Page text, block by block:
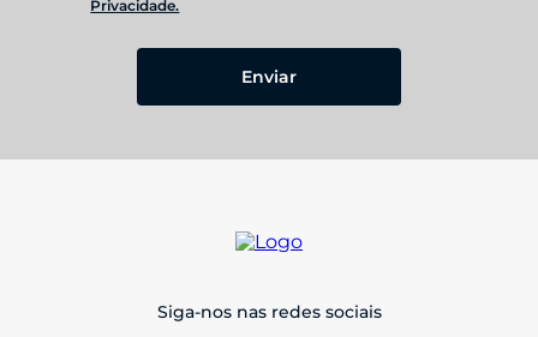
Enviar
Privacidade.
Siga-nos nas redes sociais